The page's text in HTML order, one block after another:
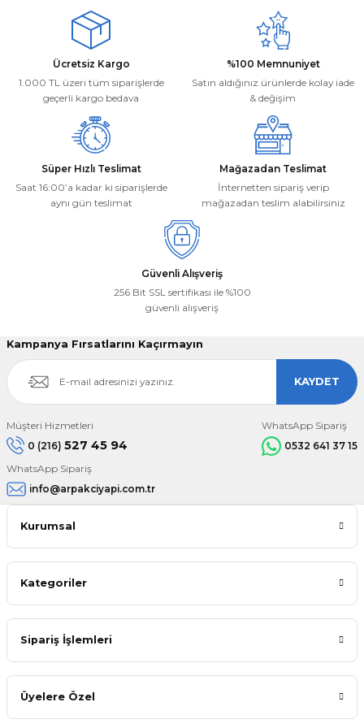
Ürün açıklamasında eksik bilgiler bulunuyor.
Ürün bilgilerinde hatalar bulunuyor.
Ürün fiyatı diğer sitelerden daha pahalı.
Bu ürüne benzer farklı alternatifler olmalı.
Mehmet Kayış | 17/02/2026
Deneyimini Paylaş
Ücretsiz Kargo
1.000 TL üzeri tüm siparişlerde
geçerli kargo bedava
%100 Memnuniyet
Satın aldığınız ürünlerde kolay iade
& değişim
Süper Hızlı Teslimat
Saat 16:00’a kadar ki siparişlerde
aynı gün teslimat
Mağazadan Teslimat
İnternetten sipariş verip
mağazadan teslim alabilirsiniz
Güvenli Alışveriş
256 Bit SSL sertifikası ile %100
güvenli alışveriş
Kampanya Fırsatlarını Kaçırmayın
KAYDET
Müşteri Hizmetleri
0 (216) 527 45 94
WhatsApp Sipariş
0532 641 37 15
WhatsApp Sipariş
info@arpakciyapi.com.tr
Kurumsal
Kategoriler
Sipariş İşlemleri
Üyelere Özel